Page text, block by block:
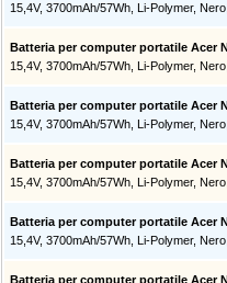
15,4V, 3700mAh/57Wh, Li-Polymer,
Batteria per computer portatile Acer
15,4V, 3700mAh/57Wh, Li-Polymer,
Batteria per computer portatile Acer
15,4V, 3700mAh/57Wh, Li-Polymer,
Batteria per computer portatile Acer
15,4V, 3700mAh/57Wh, Li-Polymer,
Batteria per computer portatile Acer
15,4V, 3700mAh/57Wh, Li-Polymer,
Batteria per computer portatile Acer